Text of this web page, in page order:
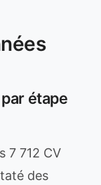
étape
7 712 CV
des